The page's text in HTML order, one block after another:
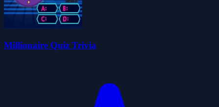
Millionaire Quiz Trivia